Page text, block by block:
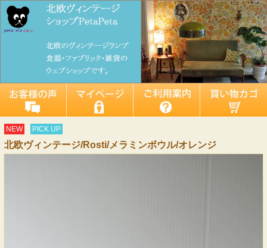
NEW PICK UP
北欧ヴィンテージ/Rosti/メラミンボウル/オレンジ